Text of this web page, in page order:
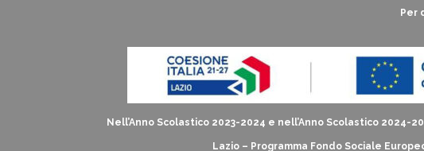
Per
Nell’Anno Scolastico 2023-2024 e nell’Anno Scolastico
Lazio – Programma Fondo Sociale